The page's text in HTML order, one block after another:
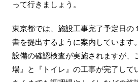
って行きましょう。
東京都では、施設工事完了予定日の
書を提出するように案内しています
設備の確認検査が実施されますが、
場』と『トイレ』の工事が完了して